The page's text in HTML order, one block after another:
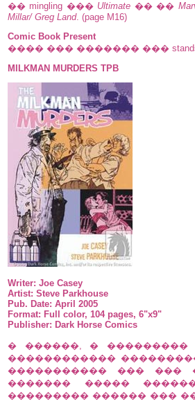
�� mingling ��� Ultimate �� ��
Millar/ Greg Land. (page M16)
Comic Book Present
���� ��� ������� ���
MILKMAN MURDERS TPB
Writer: Joe Casey
Artist: Steve Parkhouse
Pub. Date: April 2005
Format: Full color, 104 pages, 6"x9"
Publisher: Dark Horse Comics
� ������, � ���������
������������
����������� ���
������� �����
��������� ������ ���